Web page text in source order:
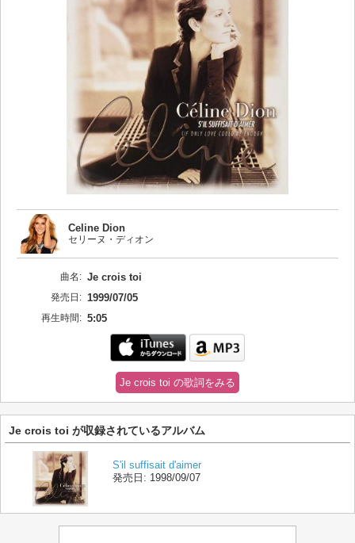
Celine Dion
セリーヌ・ディオン
曲名: Je crois toi
発売日: 1999/07/05
再生時間: 5:05
Je crois toi の歌詞をみる
Je crois toi が収録されているアルバム
S'il suffisait d'aimer
発売日: 1998/09/07